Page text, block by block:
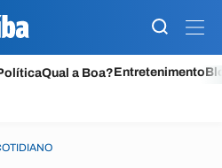
Qual a Boa?Entretenimento